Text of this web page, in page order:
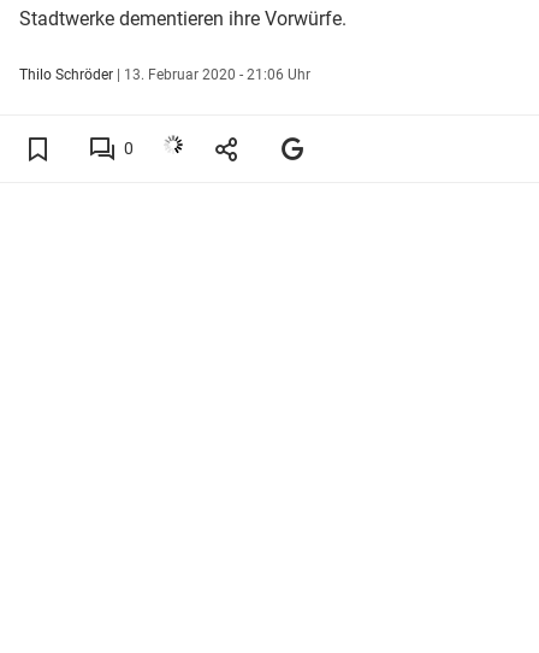
Stadtwerke dementieren ihre Vorwürfe.
Thilo Schröder | 13. Februar 2020 - 21:06 Uhr
0